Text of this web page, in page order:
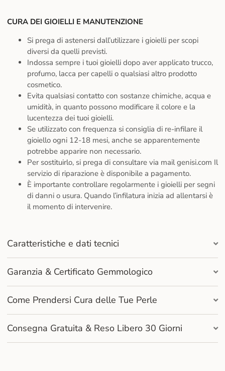
CURA DEI GIOIELLI E MANUTENZIONE
Si prega di astenersi dall’utilizzare i gioielli per scopi
diversi da quelli previsti.
Indossa sempre i tuoi gioielli dopo aver applicato trucco,
profumo, lacca per capelli o qualsiasi altro prodotto
cosmetico.
Evita qualsiasi contatto con sostanze chimiche, acqua e
umidità, in quanto possono modificare il colore e la
lucentezza dei tuoi gioielli.
Se utilizzato con frequenza si consiglia di re-infilare il
gioiello ogni 12-18 mesi, anche se apparentemente
potrebbe apparire non necessario.
Per sostituirlo, si prega di consultare via mail genisi.com Il
servizio di riparazione è disponibile a pagamento.
È importante controllare regolarmente i gioielli per segni
di danni o usura. Quando l’infilatura inizia ad allentarsi è
il momento di intervenire.
Caratteristiche e dati tecnici
Garanzia & Certificato Gemmologico
Come Prendersi Cura delle Tue Perle
Consegna Gratuita & Reso Libero 30 Giorni